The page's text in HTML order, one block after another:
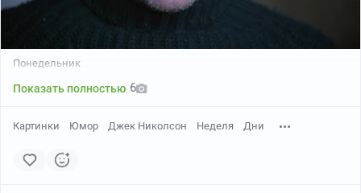
Понедельник
Показать полностью 6
Картинки Юмор Джек Николсон Неделя Дни